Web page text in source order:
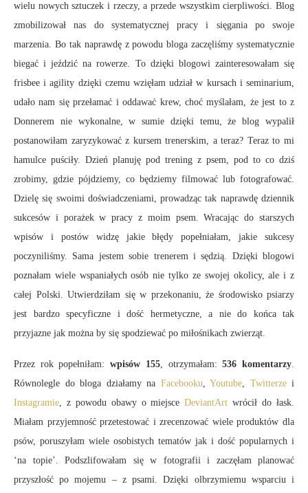
wielu nowych sztuczek i rzeczy, a przede wszystkim cierpliwości. Blog
zmobilizował nas do systematycznej pracy i sięgania po swoje
marzenia. Bo tak naprawdę z powodu bloga zaczęliśmy systematycznie
biegać i jeździć na rowerze. To dzięki blogowi zainteresowałam się
frisbee i agility dzięki czemu wzięłam udział w kursach i seminarium,
udało nam się przełamać i oddawać krew, choć myślałam, że jest to z
Donnerem nie wykonalne, w sumie dzięki temu, że blog wypalił
postanowiłam zaryzykować z kursem trenerskim, a teraz? Teraz to mi
hamulce puściły. Dzień planuję pod trening z psem, pod to co dziś
zrobimy, gdzie pójdziemy, co będziemy filmować lub fotografować.
Dzielę się swoimi doświadczeniami, prowadząc tak naprawdę dziennik
sukcesów i porażek w pracy z moim psem. Wracając do starszych
wpisów i postów widzę jakie błędy popełniałam, jakie sukcesy
poczyniliśmy. Sama jestem sobie trenerem i sędzią. Dzięki blogowi
poznałam wiele wspaniałych osób nie tylko ze swojej okolicy, ale i z
całej Polski. Utwierdziłam się w przekonaniu, że środowisko psiarzy
jest bardzo specyficzne i dość hermetyczne, a nie do końca tak
przyjazne jak można by się spodziewać po miłośnikach zwierząt.
Przez rok popełniłam:wpisów 155, otrzymałam:536 komentarzy.
Równolegle do bloga działamy na Facebooku, Youtube, Twitterzei
Instagramie, z powodu obawy o miejsceDeviantArt wrócił do łask.
Miałam przyjemność przetestować i zrecenzować wiele produktów dla
psów, poruszyłam wiele osobistych tematów jak i dość popularnych i
‘na topie’. Podszlifowałam się w fotografii i zaczęłam planować
przyszłość po mojemu – z psami. Dzięki olbrzymiemu wsparciu i